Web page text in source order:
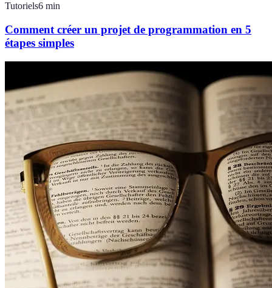
Tutoriels6 min
Comment créer un projet de programmation en 5
étapes simples